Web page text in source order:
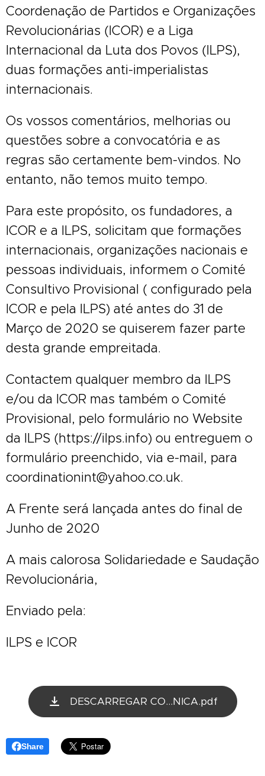
Coordenação de Partidos e Organizações
Revolucionárias (ICOR) e a Liga
Internacional da Luta dos Povos (ILPS),
duas formações anti-imperialistas
internacionais.
Os vossos comentários, melhorias ou
questões sobre a convocatória e as
regras são certamente bem-vindos. No
entanto, não temos muito tempo.
Para este propósito, os fundadores, a
ICOR e a ILPS, solicitam que formações
internacionais, organizações nacionais e
pessoas individuais, informem o Comité
Consultivo Provisional ( configurado pela
ICOR e pela ILPS) até antes do 31 de
Março de 2020 se quiserem fazer parte
desta grande empreitada.
Contactem qualquer membro da ILPS
e/ou da ICOR mas também o Comité
Provisional, pelo formulário no Website
da ILPS (https://ilps.info) ou entreguem o
formulário preenchido, via e-mail, para
coordinationint@yahoo.co.uk.
A Frente será lançada antes do final de
Junho de 2020
A mais calorosa Solidariedade e Saudação
Revolucionária,
Enviado pela:
ILPS e ICOR
DESCARREGAR CO...NICA.pdf
Share